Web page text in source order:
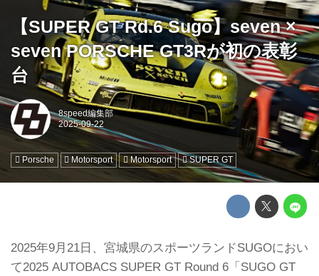
【SUPER GT Rd.6 Sugo】seven ×
seven PORSCHE GT3Rが初の表彰
台
8speed編集部
Porsche Motorsport Motorsport SUPER GT
2025年9月21日、宮城県のスポーツランドSUGOにおい
て2025 AUTOBACS SUPER GT Round 6「SUGO GT